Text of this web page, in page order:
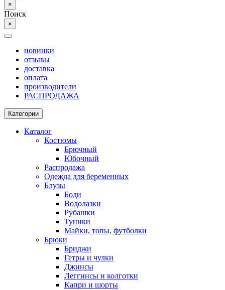
×
Поиск
×
новинки
отзывы
доставка
оплата
производители
РАСПРОДАЖА
Категории
Каталог
Костюмы
Брючный
Юбочный
Распродажа
Одежда для беременных
Блузы
Боди
Водолазки
Рубашки
Туники
Майки, топы, футболки
Брюки
Бриджи
Гетры и чулки
Джинсы
Леггинсы и колготки
Капри и шорты